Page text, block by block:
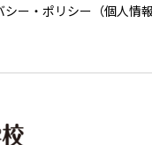
シー・ポリシー（個人情報